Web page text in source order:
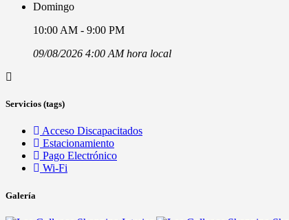
Domingo
10:00 AM - 9:00 PM
09/08/2026 4:00 AM hora local
Servicios (tags)
Acceso Discapacitados
Estacionamiento
Pago Electrónico
Wi-Fi
Galería